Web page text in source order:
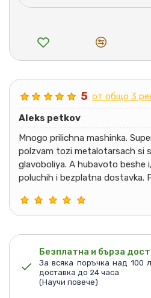
5 от общо 3
Aleks petkov
Mnogo prilichna mashinka.
polzvam tozi metalotarsach si
glavoboliya. A hubavoto beshe
poluchih i bezplatna dostavka.
Безплатна и бърза
За всяка поръчка над 100
доставка до 24 часа
(Научи повече)